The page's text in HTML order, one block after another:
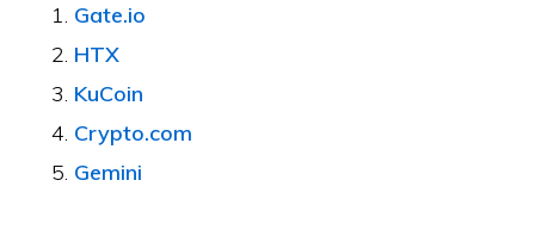
Gate.io
HTX
KuCoin
Crypto.com
Gemini